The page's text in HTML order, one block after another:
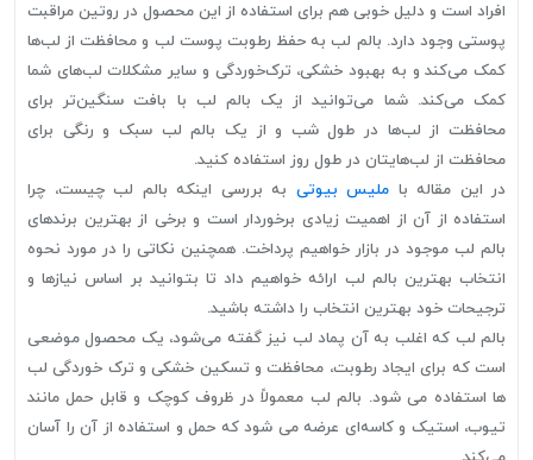
افراد است و دلیل خوبی هم برای استفاده از این محصول در روتین مراقبت
پوستی وجود دارد. بالم لب به حفظ رطوبت پوست لب و محافظت از لب‌ها
کمک می‌کند و به بهبود خشکی، ترک‌خوردگی و سایر مشکلات لب‌های شما
کمک می‌کند. شما می‌توانید از یک بالم لب با بافت سنگین‌تر برای
محافظت از لب‌ها در طول شب و از یک بالم لب سبک و رنگی برای
محافظت از لب‌هایتان در طول روز استفاده کنید.
در این مقاله با ملیس بیوتی به بررسی اینکه بالم لب چیست، چرا
استفاده از آن از اهمیت زیادی برخوردار است و برخی از بهترین برندهای
بالم لب موجود در بازار خواهیم پرداخت. همچنین نکاتی را در مورد نحوه
انتخاب بهترین بالم لب ارائه خواهیم داد تا بتوانید بر اساس نیازها و
ترجیحات خود بهترین انتخاب را داشته باشید.
بالم لب که اغلب به آن پماد لب نیز گفته می‌شود، یک محصول موضعی
است که برای ایجاد رطوبت، محافظت و تسکین خشکی و ترک خوردگی لب
ها استفاده می شود. بالم لب معمولاً در ظروف کوچک و قابل حمل مانند
تیوب، استیک و کاسه‌ای عرضه می شود که حمل و استفاده از آن را آسان